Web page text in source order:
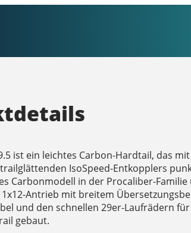
ist ein leichtes Carbon-Hardtail, das
IsoSpeed-Entkopplers
Carbonmodell in der Procaliber-
Antrieb mit breitem
und den schnellen 29er-Laufrädern
gebaut.